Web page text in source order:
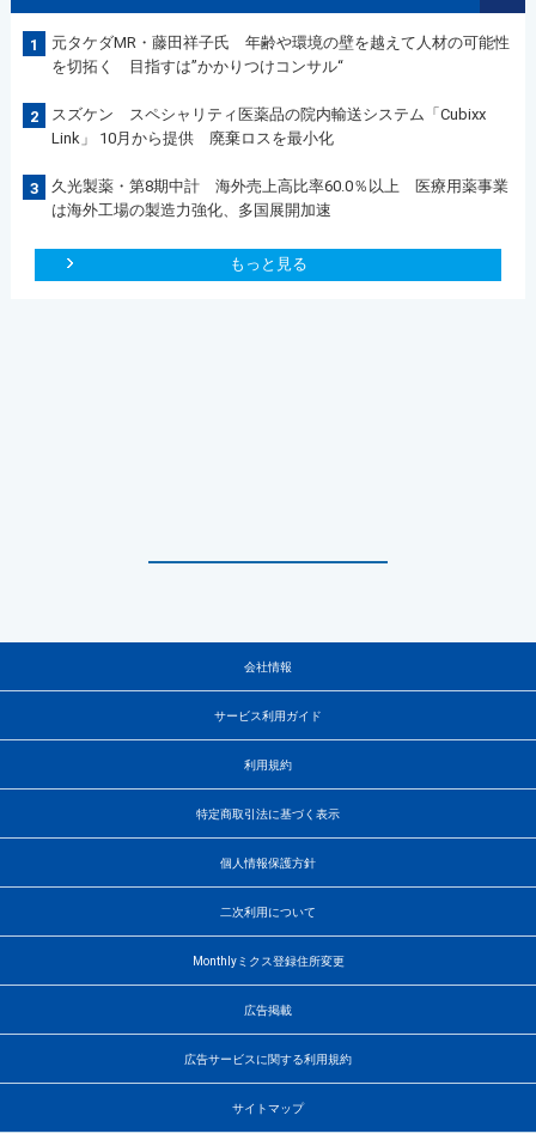
1
元タケダMR・藤田祥子氏 年齢や環境の壁を越えて人材の可能性
を切拓く 目指すは”かかりつけコンサル“
2
スズケン スペシャリティ医薬品の院内輸送システム「Cubixx
Link」 10月から提供 廃棄ロスを最小化
3
久光製薬・第8期中計 海外売上高比率60.0％以上 医療用薬事業
は海外工場の製造力強化、多国展開加速
もっと見る
会社情報
サービス利用ガイド
利用規約
特定商取引法に基づく表示
個人情報保護方針
二次利用について
Monthlyミクス登録住所変更
広告掲載
広告サービスに関する利用規約
サイトマップ